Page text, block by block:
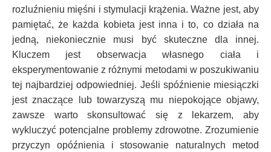
rozluźnieniu mięśni i stymulacji krążenia. Ważne jest, aby
pamiętać, że każda kobieta jest inna i to, co działa na
jedną, niekoniecznie musi być skuteczne dla innej.
Kluczem jest obserwacja własnego ciała i
eksperymentowanie z różnymi metodami w poszukiwaniu
tej najbardziej odpowiedniej. Jeśli spóźnienie miesiączki
jest znaczące lub towarzyszą mu niepokojące objawy,
zawsze warto skonsultować się z lekarzem, aby
wykluczyć potencjalne problemy zdrowotne. Zrozumienie
przyczyn opóźnienia i stosowanie naturalnych metod